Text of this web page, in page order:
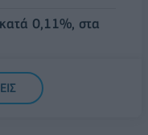
0,11%, στα